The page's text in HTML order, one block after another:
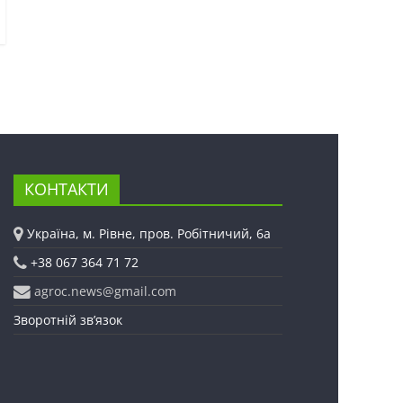
КОНТАКТИ
Україна, м. Рівне, пров. Робітничий, 6а
+38 067 364 71 72
agroc.news@gmail.com
Зворотній зв’язок